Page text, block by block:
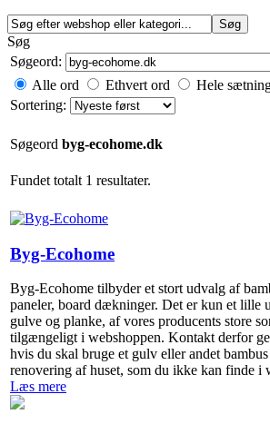
Søg
Søgeord:
Alle ord Ethvert ord
Hele
Sortering:
Søgeord byg-ecohome.dk
Fundet totalt 1 resultater.
Byg-Ecohome
Byg-Ecohome tilbyder et stort udvalg af
paneler, board dækninger. Det er kun et lille
gulve og planke, af vores producents store
tilgængeligt i webshoppen. Kontakt derfor
hvis du skal bruge et gulv eller andet
renovering af huset, som du ikke kan finde i
Læs mere